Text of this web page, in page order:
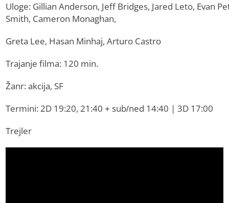
Uloge: Gillian Anderson, Jeff Bridges, Jared Leto, Evan
Smith, Cameron Monaghan,
Greta Lee, Hasan Minhaj, Arturo Castro
Trajanje filma: 120 min.
Žanr: akcija, SF
Termini: 2D 19:20, 21:40 + sub/ned 14:40 | 3D 17:00
Trejler